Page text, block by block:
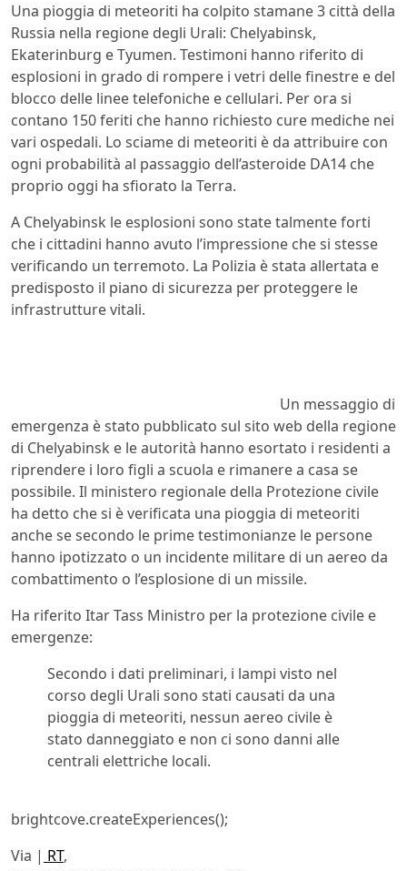
Una pioggia di meteoriti ha colpito stamane 3 città della
Russia nella regione degli Urali: Chelyabinsk,
Ekaterinburg e Tyumen. Testimoni hanno riferito di
esplosioni in grado di rompere i vetri delle finestre e del
blocco delle linee telefoniche e cellulari. Per ora si
contano 150 feriti che hanno richiesto cure mediche nei
vari ospedali. Lo sciame di meteoriti è da attribuire con
ogni probabilità al passaggio dell’asteroide DA14 che
proprio oggi ha sfiorato la Terra.
A Chelyabinsk le esplosioni sono state talmente forti
che i cittadini hanno avuto l’impressione che si stesse
verificando un terremoto. La Polizia è stata allertata e
predisposto il piano di sicurezza per proteggere le
infrastrutture vitali.
Un messaggio di
emergenza è stato pubblicato sul sito web della regione
di Chelyabinsk e le autorità hanno esortato i residenti a
riprendere i loro figli a scuola e rimanere a casa se
possibile. Il ministero regionale della Protezione civile
ha detto che si è verificata una pioggia di meteoriti
anche se secondo le prime testimonianze le persone
hanno ipotizzato o un incidente militare di un aereo da
combattimento o l’esplosione di un missile.
Ha riferito Itar Tass Ministro per la protezione civile e
emergenze:
Secondo i dati preliminari, i lampi visto nel
corso degli Urali sono stati causati da una
pioggia di meteoriti, nessun aereo civile è
stato danneggiato e non ci sono danni alle
centrali elettriche locali.
brightcove.createExperiences();
Via | RT,